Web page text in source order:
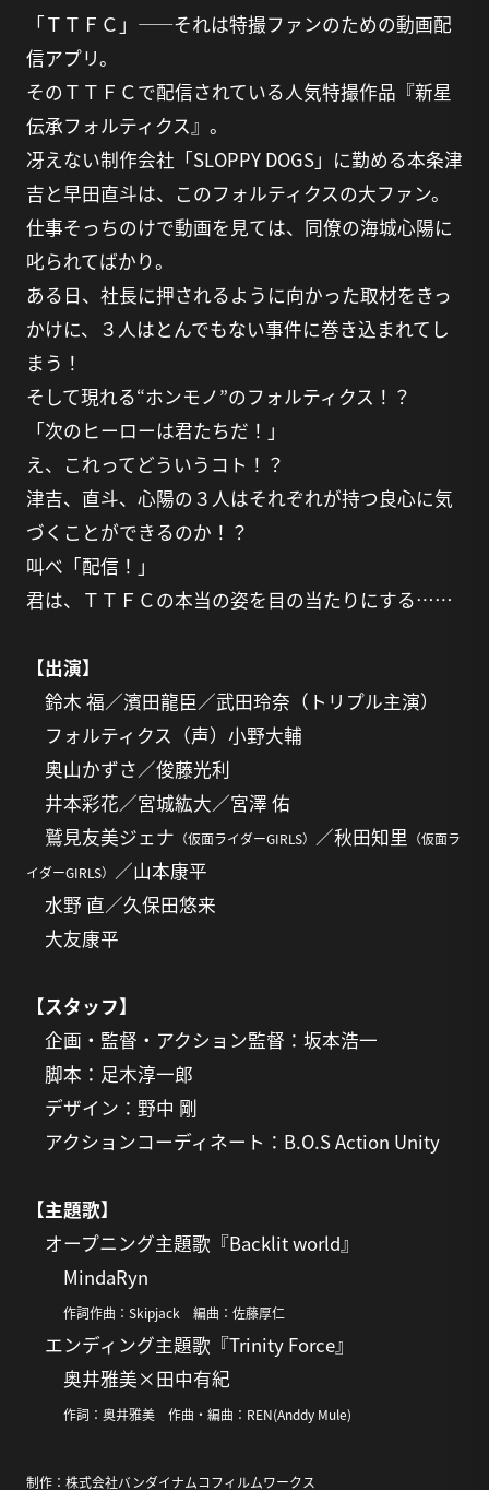
「ＴＴＦＣ」――それは特撮ファンのための動画配
信アプリ。
そのＴＴＦＣで配信されている人気特撮作品『新星
伝承フォルティクス』。
冴えない制作会社「SLOPPY DOGS」に勤める本条津
吉と早田直斗は、このフォルティクスの大ファン。
仕事そっちのけで動画を見ては、同僚の海城心陽に
叱られてばかり。
ある日、社長に押されるように向かった取材をきっ
かけに、３人はとんでもない事件に巻き込まれてし
まう！
そして現れる“ホンモノ”のフォルティクス！？
「次のヒーローは君たちだ！」
え、これってどういうコト！？
津吉、直斗、心陽の３人はそれぞれが持つ良心に気
づくことができるのか！？
叫べ「配信！」
君は、ＴＴＦＣの本当の姿を目の当たりにする……
【出演】
鈴木 福／濱田龍臣／武田玲奈（トリプル主演）
フォルティクス（声）小野大輔
奥山かずさ／俊藤光利
井本彩花／宮城紘大／宮澤 佑
鷲見友美ジェナ （仮面ライダーGIRLS） ／秋田知里 （仮面ラ
イダーGIRLS） ／山本康平
水野 直／久保田悠来
大友康平
【スタッフ】
企画・監督・アクション監督：坂本浩一
脚本：足木淳一郎
デザイン：野中 剛
アクションコーディネート：B.O.S Action Unity
【主題歌】
オープニング主題歌『Backlit world』
MindaRyn
作詞作曲：Skipjack 編曲：佐藤厚仁
エンディング主題歌『Trinity Force』
奥井雅美×田中有紀
作詞：奥井雅美 作曲・編曲：REN(Anddy Mule)
制作：株式会社バンダイナムコフィルムワークス